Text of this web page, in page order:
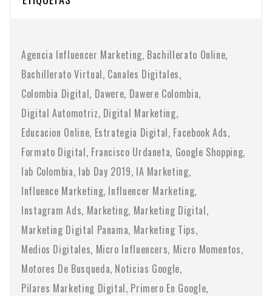
Agencia Influencer Marketing Bachillerato Online
Bachillerato Virtual Canales Digitales
Colombia Digital Dawere Dawere Colombia
Digital Automotriz Digital Marketing
Educacion Online Estrategia Digital Facebook Ads
Formato Digital Francisco Urdaneta Google Shopping
Iab Colombia Iab Day 2019 IA Marketing
Influence Marketing Influencer Marketing
Instagram Ads Marketing Marketing Digital
Marketing Digital Panama Marketing Tips
Medios Digitales Micro Influencers Micro Momentos
Motores De Busqueda Noticias Google
Pilares Marketing Digital Primero En Google